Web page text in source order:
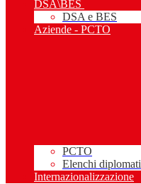
DSA\BES
DSA e BES
Aziende - PCTO
PCTO
Elenchi diplomati
Internazionalizzazione